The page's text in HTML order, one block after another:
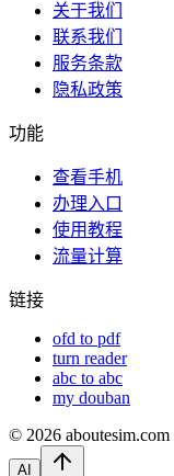
关于我们
联系我们
服务条款
隐私政策
功能
查看手机
办理入口
使用教程
流量计算
链接
ofd to pdf
turn reader
abc to abc
my douban
© 2026 aboutesim.com
AI